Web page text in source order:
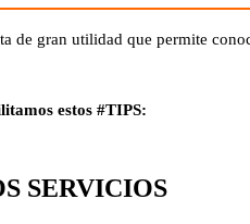
de gran utilidad que permite
estos #TIPS:
SERVICIOS